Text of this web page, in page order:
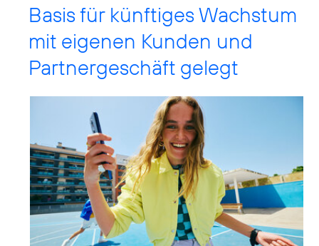
Basis für künftiges Wachstum
mit eigenen Kunden und
Partnergeschäft gelegt